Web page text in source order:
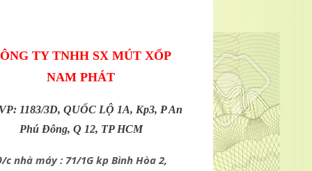
TY TNHH SX MÚT XỐP
NAM PHÁT
1183/3D, QUỐC LỘ 1A, Kp3, P An
Phú Đông, Q 12, TP HCM
c nhà máy : 71/1G kp Bình Hòa 2,